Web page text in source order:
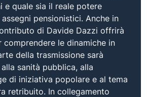
e quale sia il reale potere
pensionistici. Anche in
di Davide Dazzi offrirà
comprendere le dinamiche in
della trasmissione sarà
sanità pubblica, alla
di iniziativa popolare e al tema
retribuito. In collegamento